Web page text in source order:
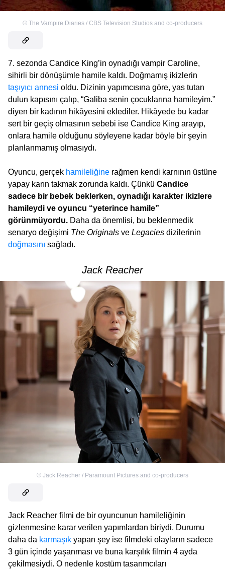
© The Vampire Diaries / CBS Television Studios and co-producers
7. sezonda Candice King’in oynadığı vampir Caroline,
sihirli bir dönüşümle hamile kaldı. Doğmamış ikizlerin
taşıyıcı annesi oldu. Dizinin yapımcısına göre, yas tutan
dulun kapısını çalıp, “Galiba senin çocuklarına hamileyim.”
diyen bir kadının hikâyesini eklediler. Hikâyede bu kadar
sert bir geçiş olmasının sebebi ise Candice King arayıp,
onlara hamile olduğunu söyleyene kadar böyle bir şeyin
planlanmamış olmasıydı.
Oyuncu, gerçek hamileliğine rağmen kendi karnının üstüne
yapay karın takmak zorunda kaldı. Çünkü Candice
sadece bir bebek beklerken, oynadığı karakter ikizlere
hamileydi ve oyuncu “yeterince hamile”
görünmüyordu. Daha da önemlisi, bu beklenmedik
senaryo değişimi The Originals ve Legacies dizilerinin
doğmasını sağladı.
Jack Reacher
© Jack Reacher / Paramount Pictures and co-producers
Jack Reacher filmi de bir oyuncunun hamileliğinin
gizlenmesine karar verilen yapımlardan biriydi. Durumu
daha da karmaşık yapan şey ise filmdeki olayların sadece
3 gün içinde yaşanması ve buna karşılık filmin 4 ayda
çekilmesiydi. O nedenle kostüm tasarımcıları